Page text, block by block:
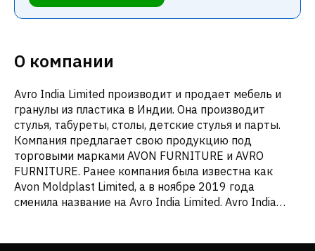
О компании
Avro India Limited производит и продает мебель и
гранулы из пластика в Индии. Она производит
стулья, табуреты, столы, детские стулья и парты.
Компания предлагает свою продукцию под
торговыми марками AVON FURNITURE и AVRO
FURNITURE. Ранее компания была известна как
Avon Moldplast Limited, а в ноябре 2019 года
сменила название на Avro India Limited. Avro India